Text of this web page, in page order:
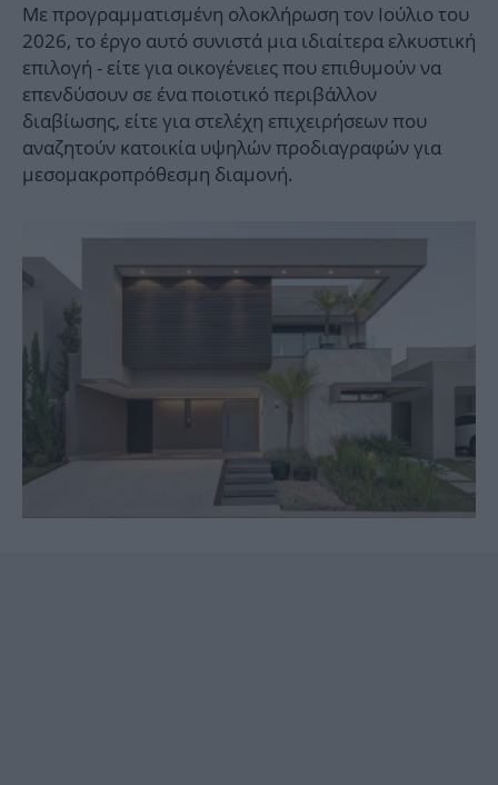
Με προγραμματισμένη ολοκλήρωση τον Ιούλιο του
2026, το έργο αυτό συνιστά μια ιδιαίτερα ελκυστική
επιλογή - είτε για οικογένειες που επιθυμούν να
επενδύσουν σε ένα ποιοτικό περιβάλλον
διαβίωσης, είτε για στελέχη επιχειρήσεων που
αναζητούν κατοικία υψηλών προδιαγραφών για
μεσομακροπρόθεσμη διαμονή.